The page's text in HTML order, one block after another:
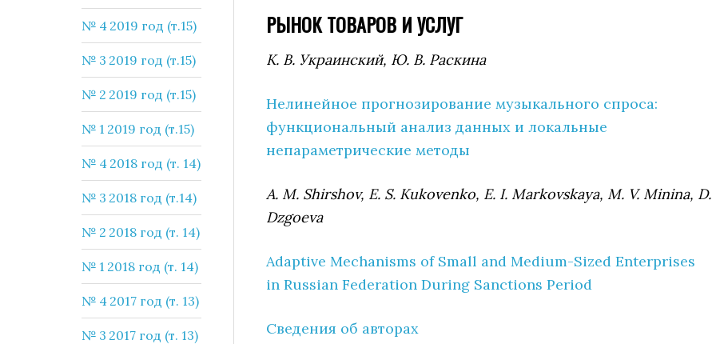
РЫНОК ТОВАРОВ И УСЛУГ
К. В. Украинский, Ю. В. Раскина
Нелинейное прогнозирование музыкального спроса:
функциональный анализ данных и локальные
непараметрические методы
A. M. Shirshov, E. S. Kukovenko, E. I. Markovskaya, M. V. Minina, D.
Dzgoeva
Adaptive Mechanisms of Small and Medium-Sized Enterprises
in Russian Federation During Sanctions Period
Сведения об авторах
№ 4 2019 год (т.15)
№ 3 2019 год (т.15)
№ 2 2019 год (т.15)
№ 1 2019 год (т.15)
№ 4 2018 год (т. 14)
№ 3 2018 год (т.14)
№ 2 2018 год (т. 14)
№ 1 2018 год (т. 14)
№ 4 2017 год (т. 13)
№ 3 2017 год (т. 13)